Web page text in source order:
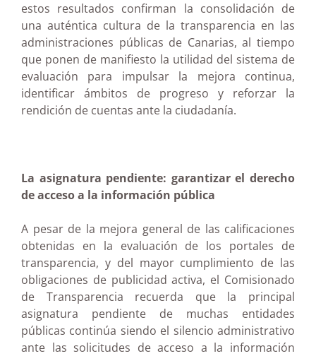
estos resultados confirman la consolidación de
una auténtica cultura de la transparencia en las
administraciones públicas de Canarias, al tiempo
que ponen de manifiesto la utilidad del sistema de
evaluación para impulsar la mejora continua,
identificar ámbitos de progreso y reforzar la
rendición de cuentas ante la ciudadanía.
La asignatura pendiente: garantizar el derecho
de acceso a la información pública
A pesar de la mejora general de las calificaciones
obtenidas en la evaluación de los portales de
transparencia, y del mayor cumplimiento de las
obligaciones de publicidad activa, el Comisionado
de Transparencia recuerda que la principal
asignatura pendiente de muchas entidades
públicas continúa siendo el silencio administrativo
ante las solicitudes de acceso a la información